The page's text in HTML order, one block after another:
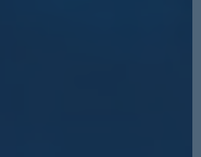
veröffentlicht.